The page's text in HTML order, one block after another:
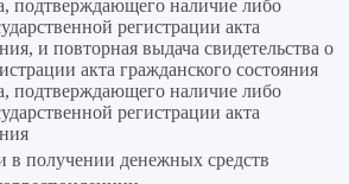
подтверждающего наличие либо
регистрации акта
и повторная выдача свидетельства о
акта гражданского состояния
подтверждающего наличие либо
регистрации акта
в получении денежных средств